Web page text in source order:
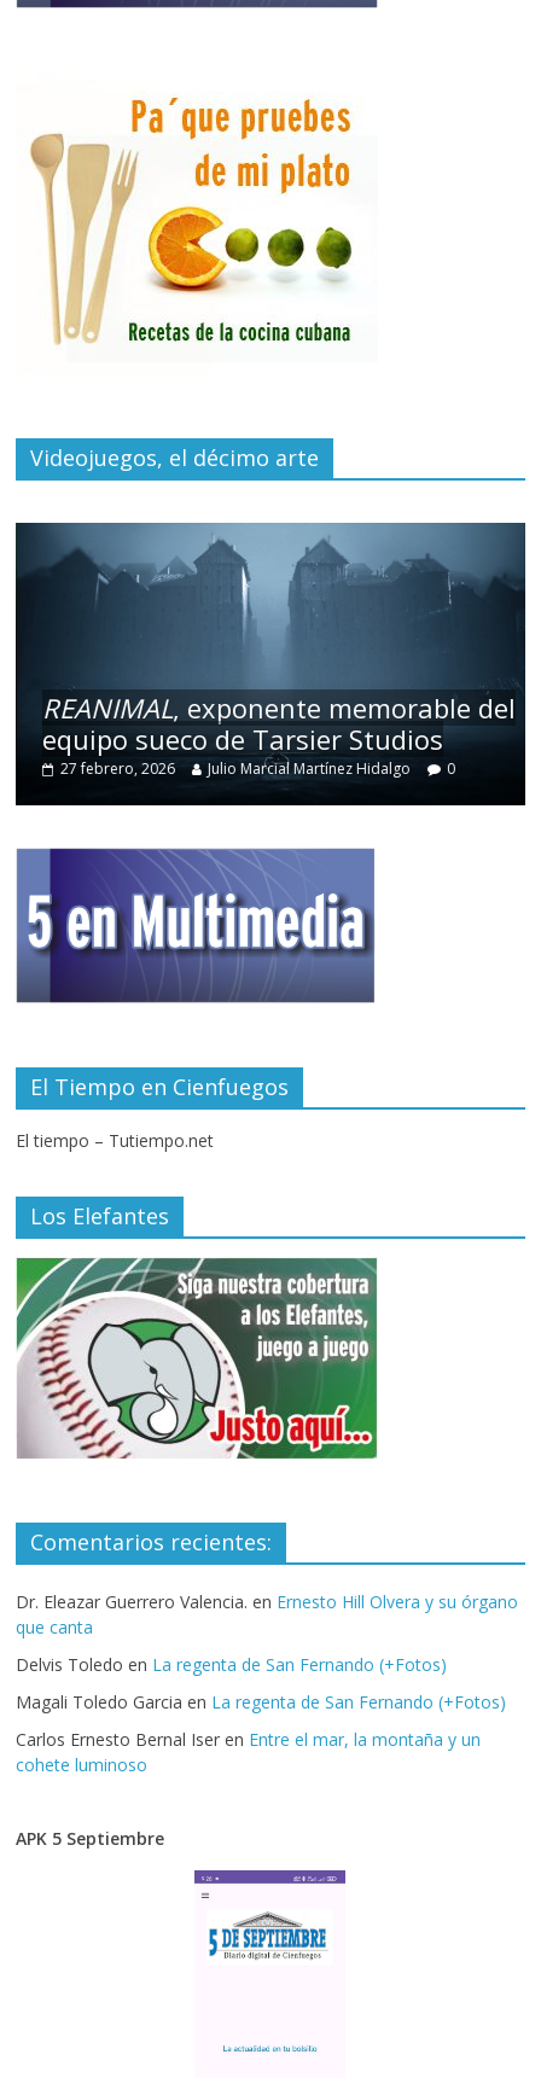
Videojuegos, el décimo arte
REANIMAL, exponente memorable del
equipo sueco de Tarsier Studios
27 febrero, 2026 Julio Marcial Martínez Hidalgo 0
El Tiempo en Cienfuegos
El tiempo – Tutiempo.net
Los Elefantes
Comentarios recientes:
Dr. Eleazar Guerrero Valencia. en Ernesto Hill Olvera y su órgano
que canta
Delvis Toledo en La regenta de San Fernando (+Fotos)
Magali Toledo Garcia en La regenta de San Fernando (+Fotos)
Carlos Ernesto Bernal Iser en Entre el mar, la montaña y un
cohete luminoso
APK 5 Septiembre